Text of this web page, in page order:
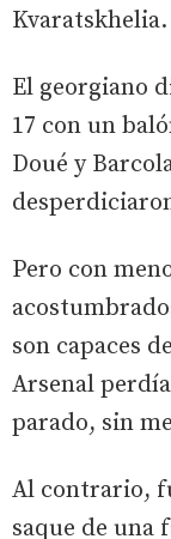
Kvaratskhelia.
El georgiano
17 con un
Doué y
Pero con
son capaces
Arsenal
parado, sin
Al contrario,
saque de una